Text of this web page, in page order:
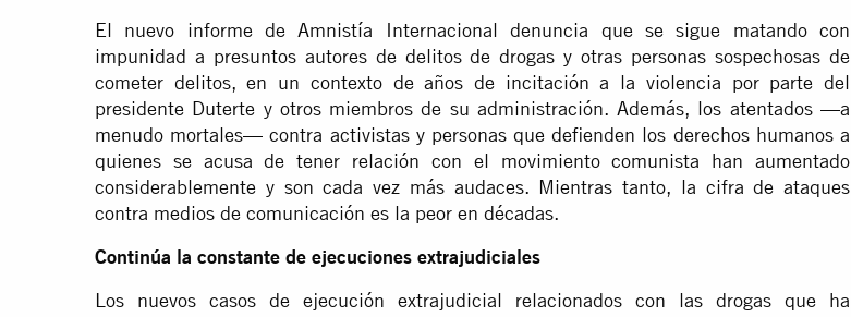
El nuevo informe de Amnistía Internacional denuncia que se sigue matando con
impunidad a presuntos autores de delitos de drogas y otras personas sospechosas de
cometer delitos, en un contexto de años de incitación a la violencia por parte del
presidente Duterte y otros miembros de su administración. Además, los atentados —a
menudo mortales— contra activistas y personas que defienden los derechos humanos a
quienes se acusa de tener relación con el movimiento comunista han aumentado
considerablemente y son cada vez más audaces. Mientras tanto, la cifra de ataques
contra medios de comunicación es la peor en décadas.
Continúa la constante de ejecuciones extrajudiciales
Los nuevos casos de ejecución extrajudicial relacionados con las drogas que ha